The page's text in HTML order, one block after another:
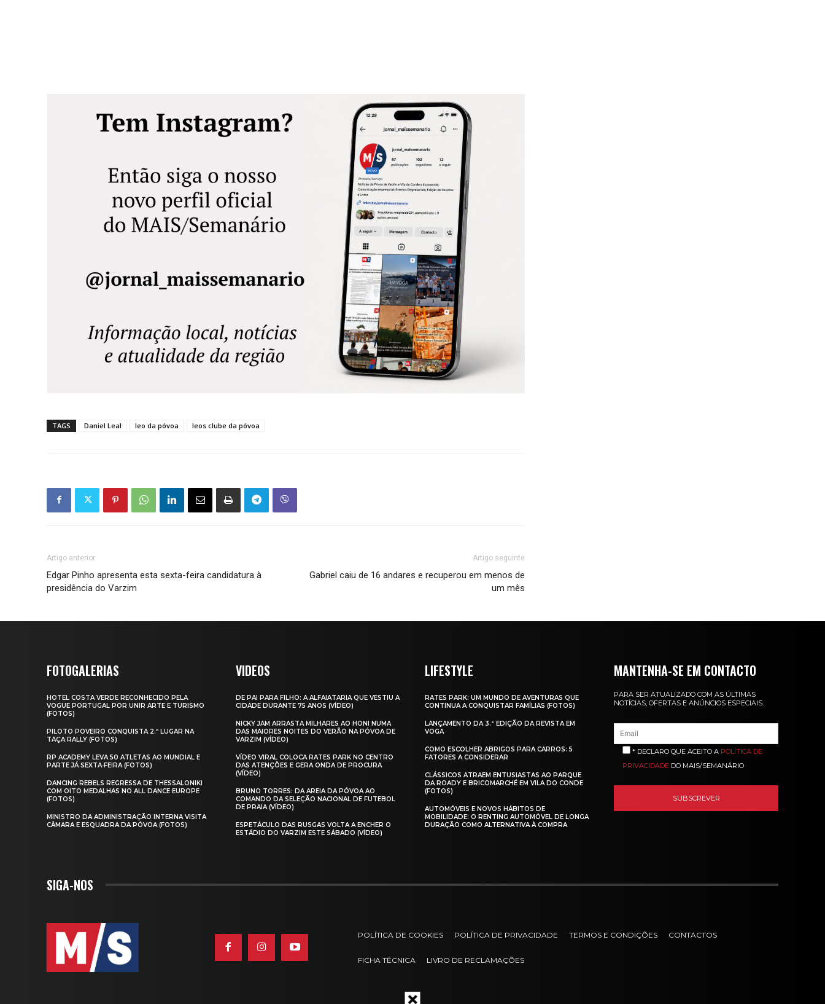
TAGS Daniel Leal leo da póvoa leos clube da póvoa
Artigo anterior
Edgar Pinho apresenta esta sexta-feira candidatura à
presidência do Varzim
Artigo seguinte
Gabriel caiu de 16 andares e recuperou em menos de
um mês
FOTOGALERIAS
HOTEL COSTA VERDE RECONHECIDO PELA
VOGUE PORTUGAL POR UNIR ARTE E TURISMO
(FOTOS)
PILOTO POVEIRO CONQUISTA 2.º LUGAR NA
TAÇA RALLY (FOTOS)
RP ACADEMY LEVA 50 ATLETAS AO MUNDIAL E
PARTE JÁ SEXTA‑FEIRA (FOTOS)
DANCING REBELS REGRESSA DE THESSALONIKI
COM OITO MEDALHAS NO ALL DANCE EUROPE
(FOTOS)
MINISTRO DA ADMINISTRAÇÃO INTERNA VISITA
CÂMARA E ESQUADRA DA PÓVOA (FOTOS)
VIDEOS
DE PAI PARA FILHO: A ALFAIATARIA QUE VESTIU A
CIDADE DURANTE 75 ANOS (VÍDEO)
NICKY JAM ARRASTA MILHARES AO HONI NUMA
DAS MAIORES NOITES DO VERÃO NA PÓVOA DE
VARZIM (VÍDEO)
VÍDEO VIRAL COLOCA RATES PARK NO CENTRO
DAS ATENÇÕES E GERA ONDA DE PROCURA
(VÍDEO)
BRUNO TORRES: DA AREIA DA PÓVOA AO
COMANDO DA SELEÇÃO NACIONAL DE FUTEBOL
DE PRAIA (VÍDEO)
ESPETÁCULO DAS RUSGAS VOLTA A ENCHER O
ESTÁDIO DO VARZIM ESTE SÁBADO (VÍDEO)
LIFESTYLE
RATES PARK: UM MUNDO DE AVENTURAS QUE
CONTINUA A CONQUISTAR FAMÍLIAS (FOTOS)
LANÇAMENTO DA 3.ª EDIÇÃO DA REVISTA EM
VOGA
COMO ESCOLHER ABRIGOS PARA CARROS: 5
FATORES A CONSIDERAR
CLÁSSICOS ATRAEM ENTUSIASTAS AO PARQUE
DA ROADY E BRICOMARCHÉ EM VILA DO CONDE
(FOTOS)
AUTOMÓVEIS E NOVOS HÁBITOS DE
MOBILIDADE: O RENTING AUTOMÓVEL DE LONGA
DURAÇÃO COMO ALTERNATIVA À COMPRA
MANTENHA-SE EM CONTACTO
PARA SER ATUALIZADO COM AS ÚLTIMAS
NOTÍCIAS, OFERTAS E ANÚNCIOS ESPECIAIS.
* DECLARO QUE ACEITO A POLÍTICA DE
PRIVACIDADE DO MAIS/SEMANÁRIO
SIGA-NOS
POLÍTICA DE COOKIES POLÍTICA DE PRIVACIDADE TERMOS E CONDIÇÕES CONTACTOS
FICHA TÉCNICA LIVRO DE RECLAMAÇÕES